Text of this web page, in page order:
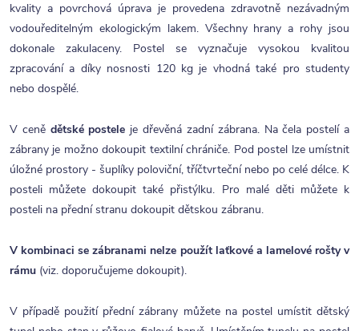
kvality a povrchová úprava je provedena zdravotně nezávadným
vodouředitelným ekologickým lakem. Všechny hrany a rohy jsou
dokonale zakulaceny. Postel se vyznačuje vysokou kvalitou
zpracování a díky nosnosti 120 kg je vhodná také pro studenty
nebo dospělé.
V ceně dětské postele je dřevěná zadní zábrana. Na čela postelí a
zábrany je možno dokoupit textilní chrániče. Pod postel lze umístnit
úložné prostory - šuplíky poloviční, tříčtvrteční nebo po celé délce. K
posteli můžete dokoupit také přistýlku. Pro malé děti můžete k
posteli na přední stranu dokoupit dětskou zábranu.
V kombinaci se zábranami nelze použít laťkové a lamelové rošty v
rámu (viz. doporučujeme dokoupit).
V případě použití přední zábrany můžete na postel umístit dětský